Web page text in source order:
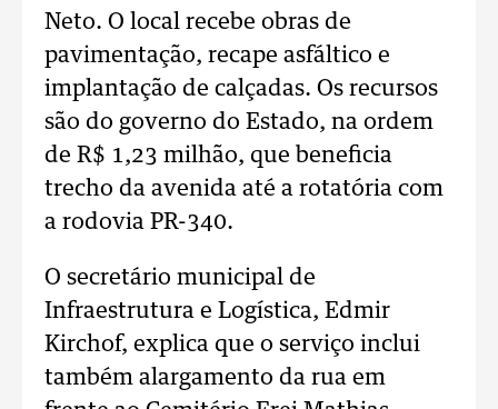
Neto. O local recebe obras de
pavimentação, recape asfáltico e
implantação de calçadas. Os recursos
são do governo do Estado, na ordem
de R$ 1,23 milhão, que beneficia
trecho da avenida até a rotatória com
a rodovia PR-340.
O secretário municipal de
Infraestrutura e Logística, Edmir
Kirchof, explica que o serviço inclui
também alargamento da rua em